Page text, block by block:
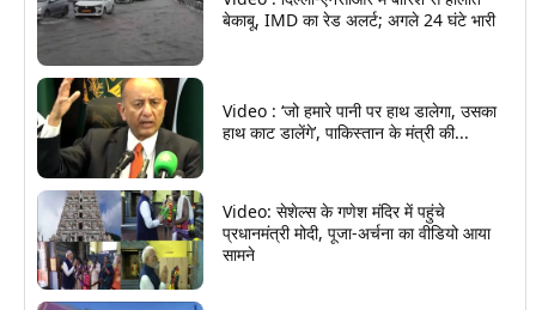
बेकाबू, IMD का रेड अलर्ट; अगले 24 घंटे भारी
Video : ‘जो हमारे पानी पर हाथ डालेगा, उसका
हाथ काट डालेंगे’, पाकिस्तान के मंत्री की...
Video: सेशेल्स के गणेश मंदिर में पहुंचे
प्रधानमंत्री मोदी, पूजा-अर्चना का वीडियो आया
सामने